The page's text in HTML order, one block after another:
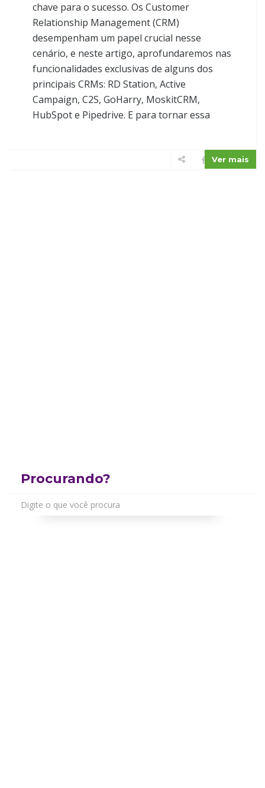
chave para o sucesso. Os Customer
Relationship Management (CRM)
desempenham um papel crucial nesse
cenário, e neste artigo, aprofundaremos nas
funcionalidades exclusivas de alguns dos
principais CRMs: RD Station, Active
Campaign, C2S, GoHarry, MoskitCRM,
HubSpot e Pipedrive. E para tornar essa
Ver mais
Procurando?